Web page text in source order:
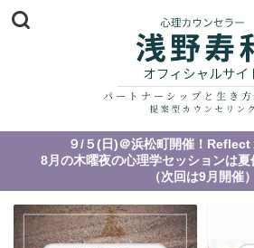
９/５(日)＠浜松町開催！
8月の木曜夜の心理学セッションは
（次回は9月開催）